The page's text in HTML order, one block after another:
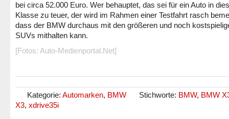
bei circa 52.000 Euro. Wer behauptet, das sei für ein Auto in
Klasse zu teuer, der wird im Rahmen einer Testfahrt rasch
dass der BMW durchaus mit den größeren und noch
SUVs mithalten kann.
[Fotos: Auto-Medienportal.Net]
Kategorie: Automarken, BMW Stichworte: BMW, BMW
X3, xdrive35i